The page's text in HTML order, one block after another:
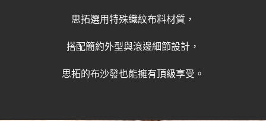
思拓選用特殊織紋布料材質，
搭配簡約外型與滾邊細節設計，
思拓的布沙發也能擁有頂級享受。